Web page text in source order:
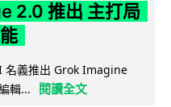
2.0 推出 主打局
名義推出 Grok Imagine
輯...
閱讀全文